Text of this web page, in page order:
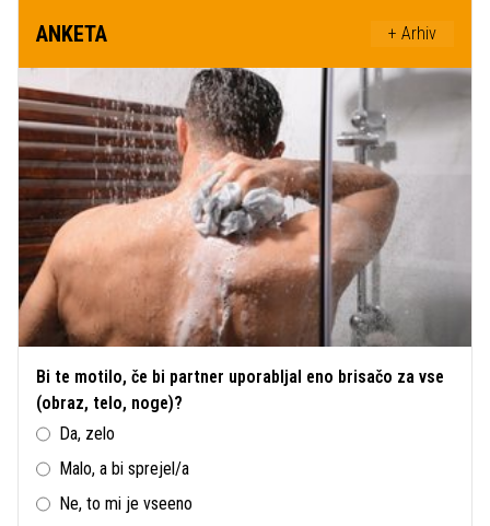
ANKETA + Arhiv
Bi te motilo, če bi partner uporabljal eno brisačo za vse
(obraz, telo, noge)?
Da, zelo
Malo, a bi sprejel/a
Ne, to mi je vseeno